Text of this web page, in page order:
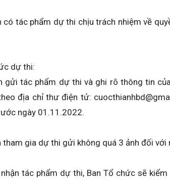
có tác phẩm dự thi chịu trách nhiệm về
dự thi:
gửi tác phẩm dự thi và ghi rõ thông tin
địa chỉ thư điện tử:
ngày 01.11.2022.
tham gia dự thi gửi không quá 3 ảnh đối
tác phẩm dự thi, Ban Tổ chức sẽ